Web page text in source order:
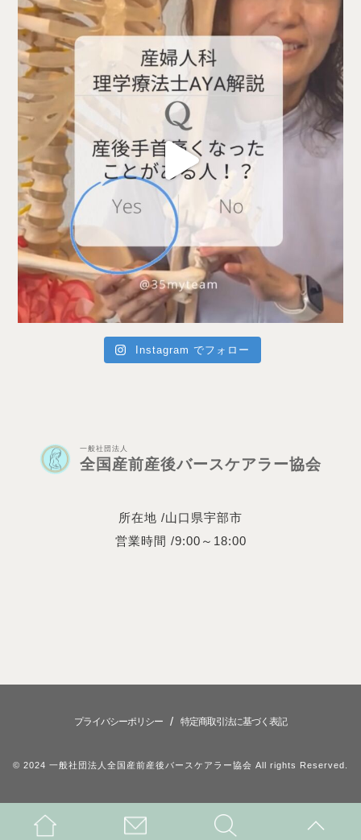
一般社団法人
全国産前産後バースケアラー協会
所在地 /山口県宇部市
営業時間 /9:00～18:00
Instagram でフォロー
プライバシーポリシー / 特定商取引法に基づく表記
© 2024 一般社団法人全国産前産後バースケアラー協会 All rights Reserved.